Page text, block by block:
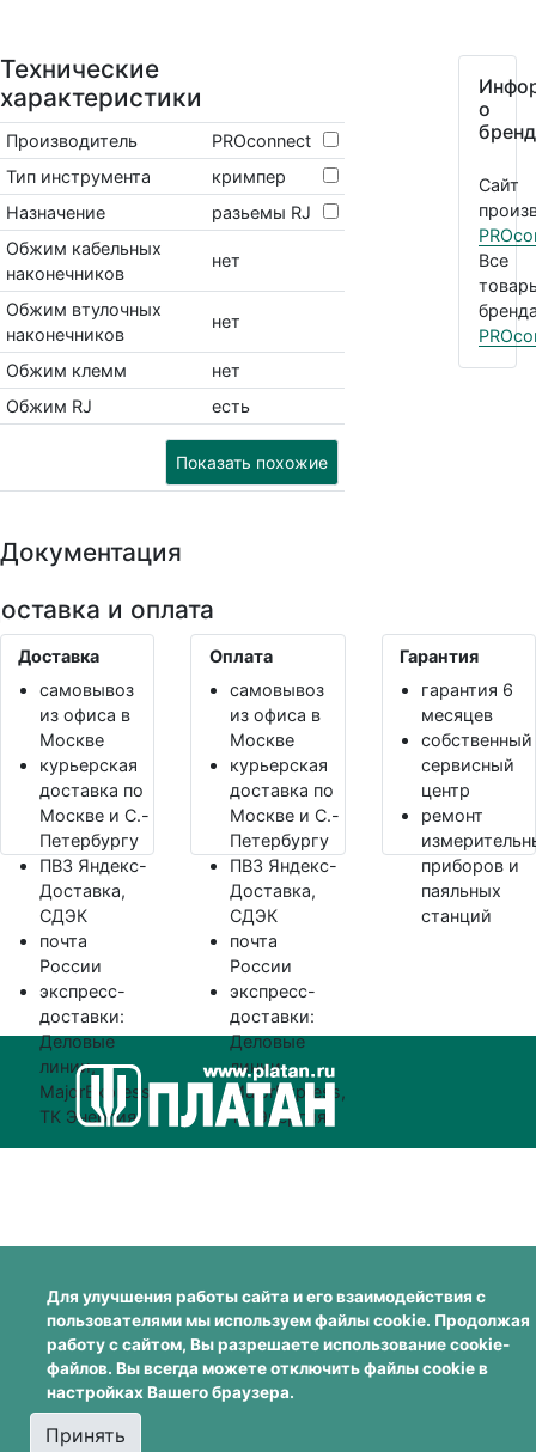
Технические
характеристики
Производитель
PROconnect
Тип инструмента
кримпер
Назначение
разьемы RJ
Обжим кабельных
наконечников
нет
Обжим втулочных
наконечников
нет
Обжим клемм
нет
Обжим RJ
есть
Показать похожие
о
Сайт
Все
Документация
и оплата
Доставка
самовывоз
из офиса в
Москве
курьерская
доставка по
Москве и С.-
Петербургу
ПВЗ Яндекс-
Доставка,
СДЭК
почта
России
экспресс-
доставки:
Деловые
линии,
MajorExpress,
ТК Энергия
Оплата
самовывоз
из офиса в
Москве
курьерская
доставка по
Москве и С.-
Петербургу
ПВЗ Яндекс-
Доставка,
СДЭК
почта
России
экспресс-
доставки:
Деловые
линии,
MajorExpress,
ТК Энергия
Гарантия
гарантия 6
месяцев
собственный
сервисный
центр
ремонт
приборов и
паяльных
станций
Для улучшения работы сайта и его взаимодействия с
пользователями мы используем файлы cookie. Продолжая
работу с сайтом, Вы разрешаете использование cookie-
файлов. Вы всегда можете отключить файлы cookie в
настройках Вашего браузера.
Принять